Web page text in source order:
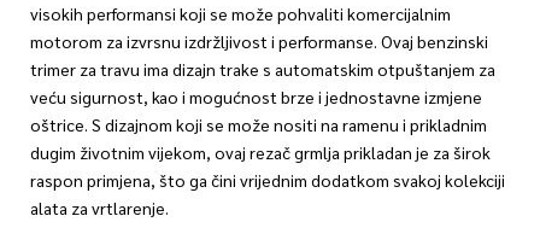
visokih performansi koji se može pohvaliti komercijalnim
motorom za izvrsnu izdržljivost i performanse. Ovaj benzinski
trimer za travu ima dizajn trake s automatskim otpuštanjem za
veću sigurnost, kao i mogućnost brze i jednostavne izmjene
oštrice. S dizajnom koji se može nositi na ramenu i prikladnim
dugim životnim vijekom, ovaj rezač grmlja prikladan je za širok
raspon primjena, što ga čini vrijednim dodatkom svakoj kolekciji
alata za vrtlarenje.